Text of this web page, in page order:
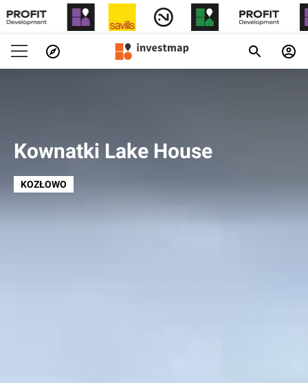
Kownatki Lake House
KOZŁOWO